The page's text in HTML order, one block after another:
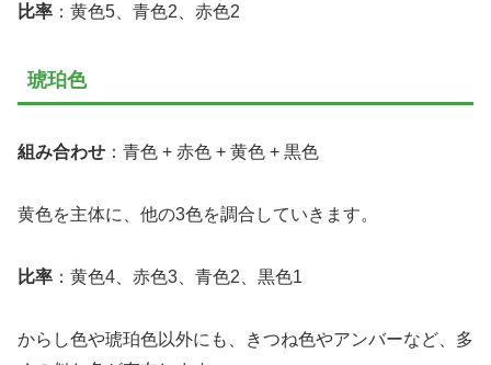
比率 ：黄色5、青色2、赤色2
琥珀色
組み合わせ ：青色 + 赤色 + 黄色 + 黒色
黄色を主体に、他の3色を調合していきます。
比率 ：黄色4、赤色3、青色2、黒色1
からし色や琥珀色以外にも、きつね色やアンバーなど、多